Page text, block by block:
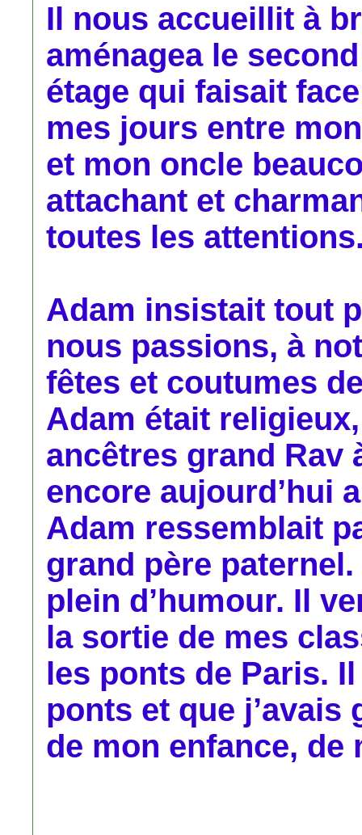
Il nous accueillit à
aménagea le
étage qui faisait
mes jours entre
et mon oncle
attachant et
toutes les
Adam insistait tout
nous passions, à
fêtes et coutumes
Adam était
ancêtres grand Rav
encore aujourd’hui
Adam ressemblait
grand père
plein d’humour. Il
la sortie de mes
les ponts de Paris.
ponts et que j’avais
de mon enfance, de